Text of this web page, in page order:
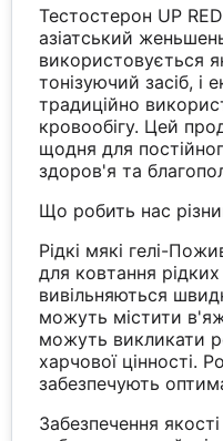
Тестостерон UP
азіатський
використовується
тонізуючий засіб, і
традиційно
кровообігу. Цей
щодня для
здоров'я та
Що робить нас
Рідкі мякі гелі-
для ковтання
вивільняються
можуть містити
можуть викликати
харчової цінності.
забезпечують
Забезпечення